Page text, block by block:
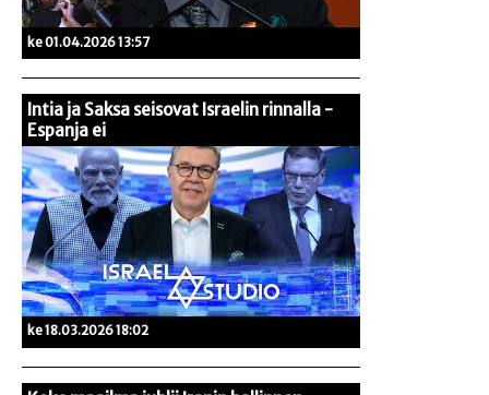
ke 01.04.2026 13:57
Intia ja Saksa seisovat Israelin rinnalla -
Espanja ei
ke 18.03.2026 18:02